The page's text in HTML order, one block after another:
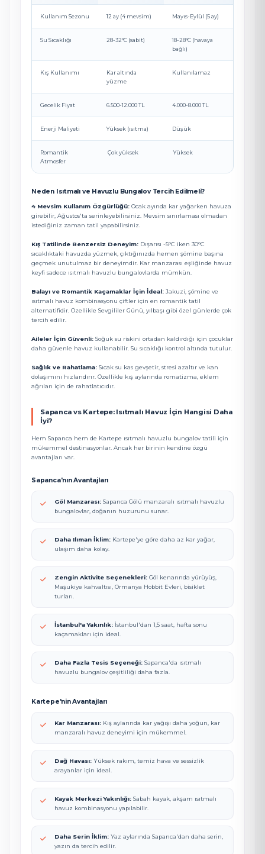
Kullanım Sezonu 12 ay (4 mevsim) Mayıs-Eylül (5 ay)
Su Sıcaklığı 28-32°C (sabit)
18-28°C (havaya
bağlı)
Kış Kullanımı
Kar altında
yüzme
Kullanılamaz
Gecelik Fiyat 6.500-12.000 TL 4.000-8.000 TL
Enerji Maliyeti Yüksek (ısıtma) Düşük
Romantik
Atmosfer
Çok yüksek Yüksek
Neden Isıtmalı ve Havuzlu Bungalov Tercih Edilmeli?
4 Mevsim Kullanım Özgürlüğü: Ocak ayında kar yağarken havuza
girebilir, Ağustos'ta serinleyebilirsiniz. Mevsim sınırlaması olmadan
istediğiniz zaman tatil yapabilirsiniz.
Kış Tatilinde Benzersiz Deneyim: Dışarısı -5°C iken 30°C
sıcaklıktaki havuzda yüzmek, çıktığınızda hemen şömine başına
geçmek unutulmaz bir deneyimdir. Kar manzarası eşliğinde havuz
keyfi sadece ısıtmalı havuzlu bungalovlarda mümkün.
Balayı ve Romantik Kaçamaklar İçin İdeal: Jakuzi, şömine ve
ısıtmalı havuz kombinasyonu çiftler için en romantik tatil
alternatifidir. Özellikle Sevgililer Günü, yılbaşı gibi özel günlerde çok
tercih edilir.
Aileler İçin Güvenli: Soğuk su riskini ortadan kaldırdığı için çocuklar
daha güvenle havuz kullanabilir. Su sıcaklığı kontrol altında tutulur.
Sağlık ve Rahatlama: Sıcak su kas gevşetir, stresi azaltır ve kan
dolaşımını hızlandırır. Özellikle kış aylarında romatizma, eklem
ağrıları için de rahatlatıcıdır.
Sapanca vs Kartepe: Isıtmalı Havuz İçin Hangisi Daha
İyi?
Hem Sapanca hem de Kartepe ısıtmalı havuzlu bungalov tatili için
mükemmel destinasyonlar. Ancak her birinin kendine özgü
avantajları var.
Sapanca'nın Avantajları
Göl Manzarası: Sapanca Gölü manzaralı ısıtmalı havuzlu
bungalovlar, doğanın huzurunu sunar.
Daha Ilıman İklim: Kartepe'ye göre daha az kar yağar,
ulaşım daha kolay.
Zengin Aktivite Seçenekleri: Göl kenarında yürüyüş,
Maşukiye kahvaltısı, Ormanya Hobbit Evleri, bisiklet
turları.
İstanbul'a Yakınlık: İstanbul'dan 1,5 saat, hafta sonu
kaçamakları için ideal.
Daha Fazla Tesis Seçeneği: Sapanca'da ısıtmalı
havuzlu bungalov çeşitliliği daha fazla.
Kartepe'nin Avantajları
Kar Manzarası: Kış aylarında kar yağışı daha yoğun, kar
manzaralı havuz deneyimi için mükemmel.
Dağ Havası: Yüksek rakım, temiz hava ve sessizlik
arayanlar için ideal.
Kayak Merkezi Yakınlığı: Sabah kayak, akşam ısıtmalı
havuz kombinasyonu yapılabilir.
Daha Serin İklim: Yaz aylarında Sapanca'dan daha serin,
yazın da tercih edilir.